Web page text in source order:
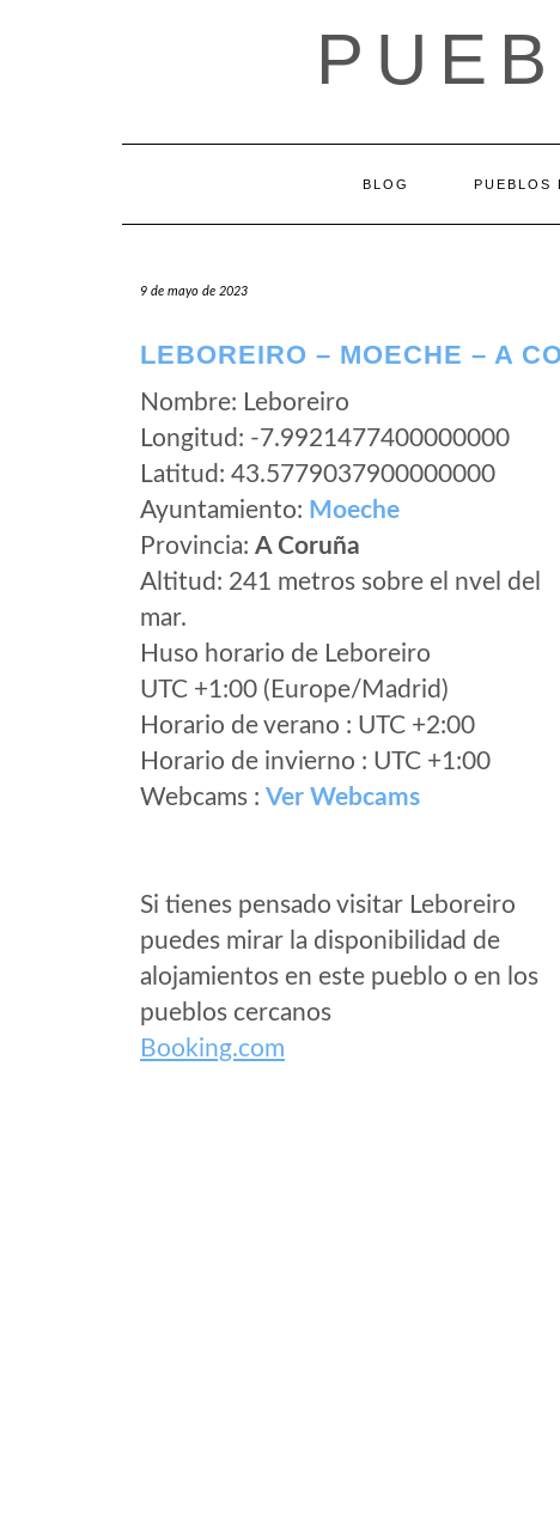
BLOG PUEBLOS
9 de mayo de 2023
LEBOREIRO – MOECHE – A
Nombre: Leboreiro
Longitud: -7.9921477400000000
Latitud: 43.5779037900000000
Ayuntamiento: Moeche
Provincia: A Coruña
Altitud: 241 metros sobre el nvel del
mar.
Huso horario de Leboreiro
UTC +1:00 (Europe/Madrid)
Horario de verano : UTC +2:00
Horario de invierno : UTC +1:00
Webcams : Ver Webcams
Si tienes pensado visitar Leboreiro
puedes mirar la disponibilidad de
alojamientos en este pueblo o en los
pueblos cercanos
Booking.com